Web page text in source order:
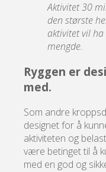
Aktivitet 30
den største
aktivitet vil
mengde.
Ryggen er
med.
Som andre
designet for å
aktiviteten og
være betinget til å
med en god og